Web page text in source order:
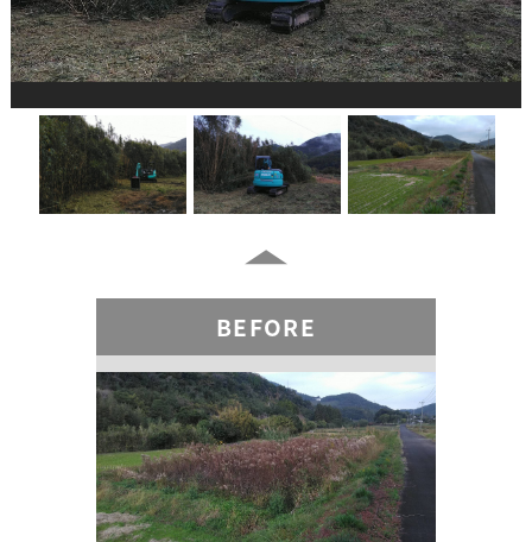
BEFORE